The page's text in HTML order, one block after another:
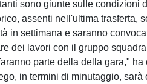
sono giunte sulle condizioni
assenti nell'ultima trasferta,
in settimana e saranno
dei lavori con il gruppo
parte della della gara," ha
in termini di minutaggio, sarà